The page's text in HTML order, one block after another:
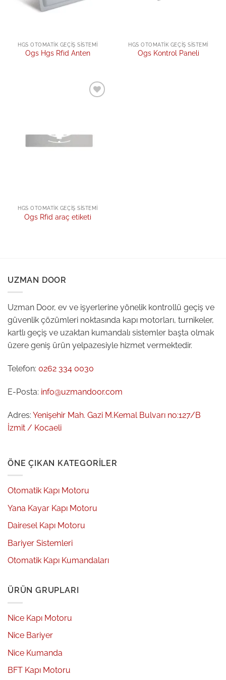
HGS OTOMATIK GEÇIŞ SISTEMI
Ogs Hgs Rfid Anten
HGS OTOMATIK GEÇIŞ SISTEMI
Ogs Kontrol Paneli
HGS OTOMATIK GEÇIŞ SISTEMI
Ogs Rfid araç etiketi
UZMAN DOOR
Uzman Door, ev ve işyerlerine yönelik kontrollü geçiş ve
güvenlik çözümleri noktasında kapı motorları, turnikeler,
kartlı geçiş ve uzaktan kumandalı sistemler başta olmak
üzere geniş ürün yelpazesiyle hizmet vermektedir.
Telefon: 0262 334 0030
E-Posta: info@uzmandoor.com
Adres: Yenişehir Mah. Gazi M.Kemal Bulvarı no:127/B
İzmit / Kocaeli
ÖNE ÇIKAN KATEGORILER
Otomatik Kapı Motoru
Yana Kayar Kapı Motoru
Dairesel Kapı Motoru
Bariyer Sistemleri
Otomatik Kapı Kumandaları
ÜRÜN GRUPLARI
Nice Kapı Motoru
Nice Bariyer
Nice Kumanda
BFT Kapı Motoru